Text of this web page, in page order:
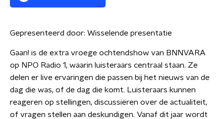
Gepresenteerd door: Wisselende presentatie
Gaan! is de extra vroege ochtendshow van BNNVARA
op NPO Radio 1, waarin luisteraars centraal staan. Ze
delen er live ervaringen die passen bij het nieuws van de
dag die was, of de dag die komt. Luisteraars kunnen
reageren op stellingen, discussiëren over de actualiteit,
of vragen stellen aan deskundigen. Vanaf dit jaar wordt